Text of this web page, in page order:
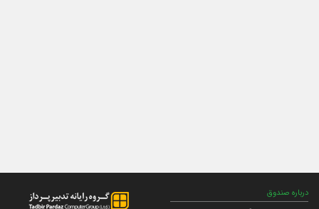
درباره صندوق